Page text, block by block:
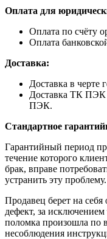
Оплата для
Оплата по счёту
Оплата
Доставка:
Доставка в черте
Доставка ТК ПЭК
ПЭК.
Стандартное
Гарантийный период
течение которого
брак, вправе
устранить эту проблему.
Продавец берет на себя
дефект, за исключением
поломка произошла по
несоблюдения